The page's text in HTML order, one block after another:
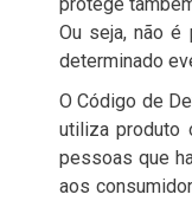
Ou seja, não
determinado
O Código de
utiliza produto
pessoas que
aos